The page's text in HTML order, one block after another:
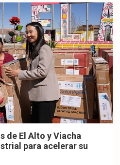
de El Alto y Viacha
para acelerar su